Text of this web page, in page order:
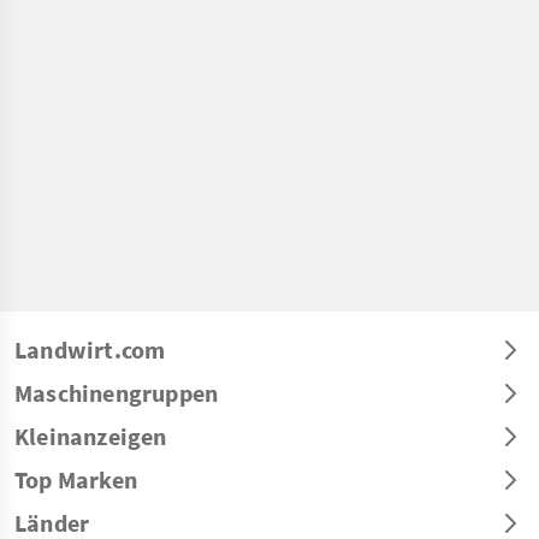
Landwirt.com
Maschinengruppen
Kleinanzeigen
Top Marken
Länder